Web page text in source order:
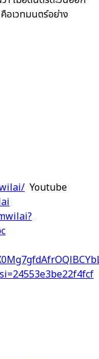
อเวทมนตร์อย่าง
Youtube